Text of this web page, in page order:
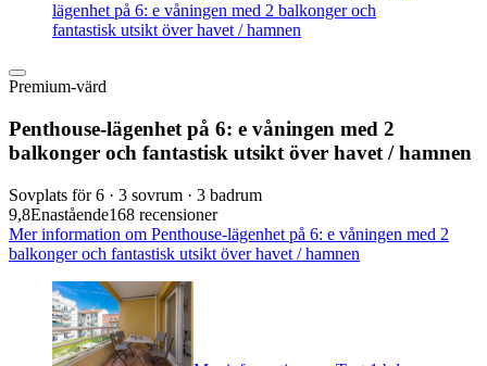
lägenhet på 6: e våningen med 2 balkonger och
fantastisk utsikt över havet / hamnen
Premium-värd
Penthouse-lägenhet på 6: e våningen med 2
balkonger och fantastisk utsikt över havet / hamnen
Sovplats för 6 · 3 sovrum · 3 badrum
9,8Enastående168 recensioner
Mer information om Penthouse-lägenhet på 6: e våningen med 2
balkonger och fantastisk utsikt över havet / hamnen